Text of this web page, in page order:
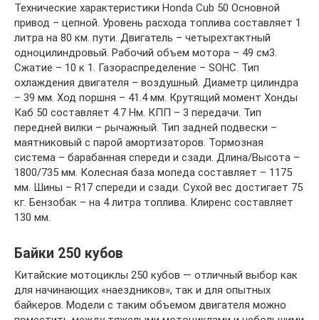
Технические характеристики Honda Cub 50 Основной
привод – цепной. Уровень расхода топлива составляет 1
литра на 80 км. пути. Двигатель – четырехтактный
одноцилиндровый. Рабочий объем мотора – 49 см3.
Сжатие – 10 к 1. Газораспределение – SOHC. Тип
охлаждения двигателя – воздушный. Диаметр цилиндра
– 39 мм. Ход поршня – 41.4 мм. Крутящий момент Хонды
Каб 50 составляет 4.7 Нм. КПП – 3 передачи. Тип
передней вилки – рычажный. Тип задней подвески –
маятниковый с парой амортизаторов. Тормозная
система – барабанная спереди и сзади. Длина/Высота –
1800/735 мм. Колесная база мопеда составляет – 1175
мм. Шины – R17 спереди и сзади. Сухой вес достигает 75
кг. Бензобак – на 4 литра топлива. Клиренс составляет
130 мм.
Байки 250 кубов
Китайские мотоциклы 250 кубов — отличный выбор как
для начинающих «наездников», так и для опытных
байкеров. Модели с таким объемом двигателя можно